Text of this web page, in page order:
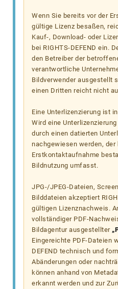
Wenn Sie bereits vor der
gültige Lizenz besaßen,
Kauf-, Download- oder
bei RIGHTS-DEFEND ein.
den Betreiber der
verantwortliche
Bildverwender ausgestellt
einen Dritten reicht nicht
Eine Unterlizenzierung ist
Wird eine
durch einen datierten
nachgewiesen werden, der
Erstkontaktaufnahme
Bildnutzung umfasst.
JPG-/JPEG-Dateien,
Bilddateien akzeptiert
gültigen Lizenznachweis.
vollständiger PDF-
Bildagentur ausgestellter
Eingereichte PDF-Dateien
DEFEND technisch und
Abänderungen oder
können anhand von
erkannt werden und zur